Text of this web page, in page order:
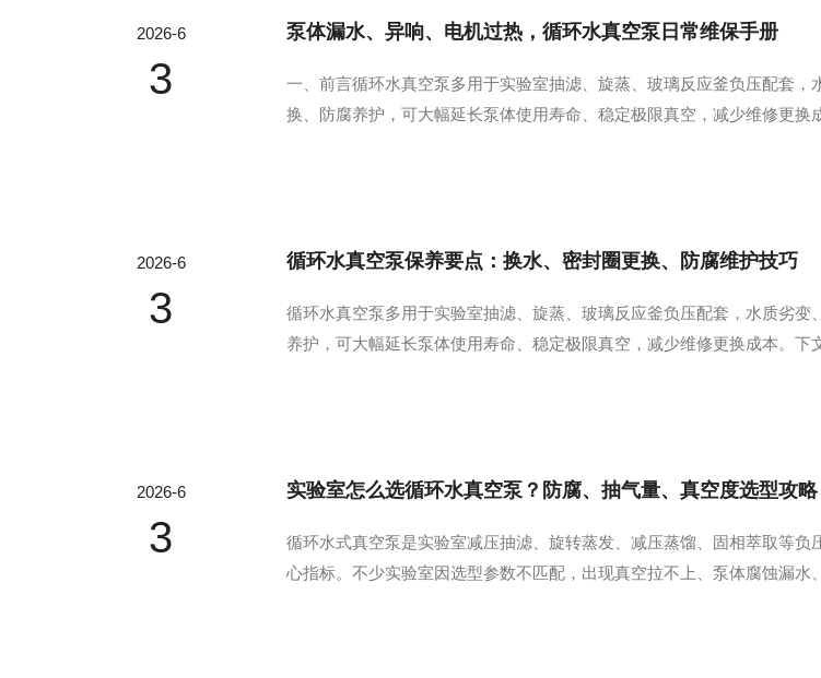
2026-6
3
泵体漏水、异响、电机过热，循环水真空泵日常维保手册
一、前言循环水真空泵多用于实验室抽滤、旋蒸、玻璃反应釜负压配套
换、防腐养护，可大幅延长泵体使用寿命、稳定极限真空，减少维修更
2026-6
3
循环水真空泵保养要点：换水、密封圈更换、防腐维护技巧
循环水真空泵多用于实验室抽滤、旋蒸、玻璃反应釜负压配套，水质劣
养护，可大幅延长泵体使用寿命、稳定极限真空，减少维修更换成本。
2026-6
3
实验室怎么选循环水真空泵？防腐、抽气量、真空度选型攻略
循环水式真空泵是实验室减压抽滤、旋转蒸发、减压蒸馏、固相萃取等
心指标。不少实验室因选型参数不匹配，出现真空拉不上、泵体腐蚀漏